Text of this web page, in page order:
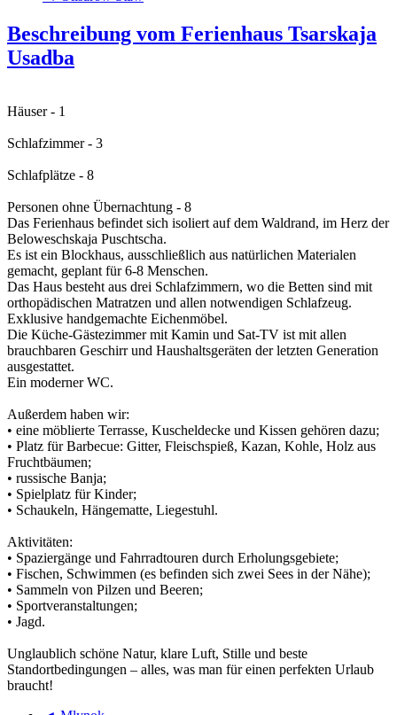
Beschreibung vom Ferienhaus Tsarskaja
Usadba
Häuser - 1
Schlafzimmer - 3
Schlafplätze - 8
Personen ohne Übernachtung - 8
Das Ferienhaus befindet sich isoliert auf dem Waldrand, im Herz der
Beloweschskaja Puschtscha.
Es ist ein Blockhaus, ausschließlich aus natürlichen Materialen
gemacht, geplant für 6-8 Menschen.
Das Haus besteht aus drei Schlafzimmern, wo die Betten sind mit
orthopädischen Matratzen und allen notwendigen Schlafzeug.
Exklusive handgemachte Eichenmöbel.
Die Küche-Gästezimmer mit Kamin und Sat-TV ist mit allen
brauchbaren Geschirr und Haushaltsgeräten der letzten Generation
ausgestattet.
Ein moderner WC.
Außerdem haben wir:
• eine möblierte Terrasse, Kuscheldecke und Kissen gehören dazu;
• Platz für Barbecue: Gitter, Fleischspieß, Kazan, Kohle, Holz aus
Fruchtbäumen;
• russische Banja;
• Spielplatz für Kinder;
• Schaukeln, Hängematte, Liegestuhl.
Aktivitäten:
• Spaziergänge und Fahrradtouren durch Erholungsgebiete;
• Fischen, Schwimmen (es befinden sich zwei Sees in der Nähe);
• Sammeln von Pilzen und Beeren;
• Sportveranstaltungen;
• Jagd.
Unglaublich schöne Natur, klare Luft, Stille und beste
Standortbedingungen – alles, was man für einen perfekten Urlaub
braucht!